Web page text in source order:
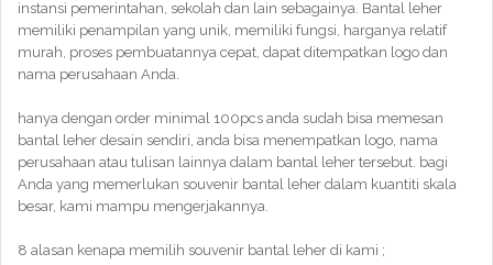
instansi pemerintahan, sekolah dan lain sebagainya. Bantal leher
memiliki penampilan yang unik, memiliki fungsi, harganya relatif
murah, proses pembuatannya cepat, dapat ditempatkan logo dan
nama perusahaan Anda.
hanya dengan order minimal 100pcs anda sudah bisa memesan
bantal leher desain sendiri, anda bisa menempatkan logo, nama
perusahaan atau tulisan lainnya dalam bantal leher tersebut. bagi
Anda yang memerlukan souvenir bantal leher dalam kuantiti skala
besar, kami mampu mengerjakannya.
8 alasan kenapa memilih souvenir bantal leher di kami ;